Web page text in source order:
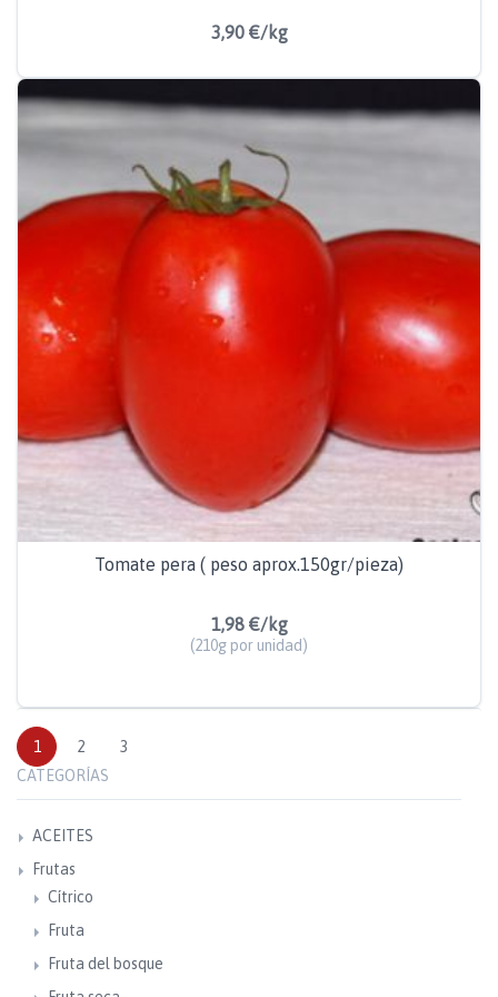
3,90 €/kg
Tomate pera ( peso aprox.150gr/pieza)
1,98 €/kg
(210g por unidad)
1 2
3
CATEGORÍAS
ACEITES
Frutas
Cítrico
Fruta
Fruta del bosque